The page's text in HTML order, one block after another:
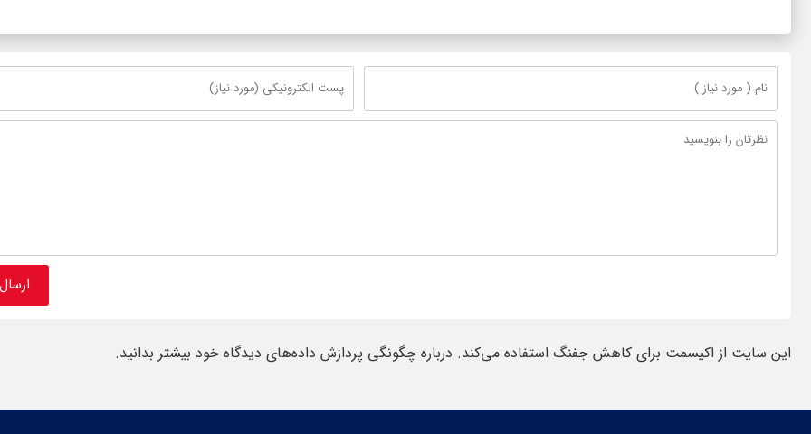
این سایت از اکیسمت برای کاهش جفنگ استفاده می‌کند. درباره چگونگی پردازش داده‌های دیدگاه خود بیشتر بدانید.